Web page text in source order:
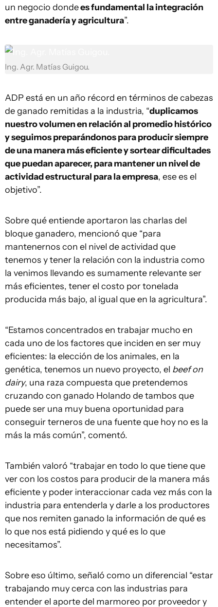
un negocio dondees fundamental la integración
entre ganadería y agricultura”.
Ing. Agr. Matías Guigou.
ADP está en un año récord en términos de cabezas
de ganado remitidas a la industria, “duplicamos
nuestro volumen en relación al promedio histórico
y seguimos preparándonos para producir siempre
de una manera más eficiente y sortear dificultades
que puedan aparecer, para mantener un nivel de
actividad estructural para la empresa, ese es el
objetivo”.
Sobre qué entiende aportaron las charlas del
bloque ganadero, mencionó que “para
mantenernos con el nivel de actividad que
tenemos y tener la relación con la industria como
la venimos llevando es sumamente relevante ser
más eficientes, tener el costo por tonelada
producida más bajo, al igual que en la agricultura”.
“Estamos concentrados en trabajar mucho en
cada uno de los factores que inciden en ser muy
eficientes: la elección de los animales, en la
genética, tenemos un nuevo proyecto, el beef on
dairy, una raza compuesta que pretendemos
cruzando con ganado Holando de tambos que
puede ser una muy buena oportunidad para
conseguir terneros de una fuente que hoy no es la
más la más común”, comentó.
También valoró “trabajar en todo lo que tiene que
ver con los costos para producir de la manera más
eficiente y poder interaccionar cada vez más con la
industria para entenderla y darle a los productores
que nos remiten ganado la información de qué es
lo que nos está pidiendo y qué es lo que
necesitamos”.
Sobre eso último, señaló como un diferencial “estar
trabajando muy cerca con las industrias para
entender el aporte del marmoreo por proveedor y